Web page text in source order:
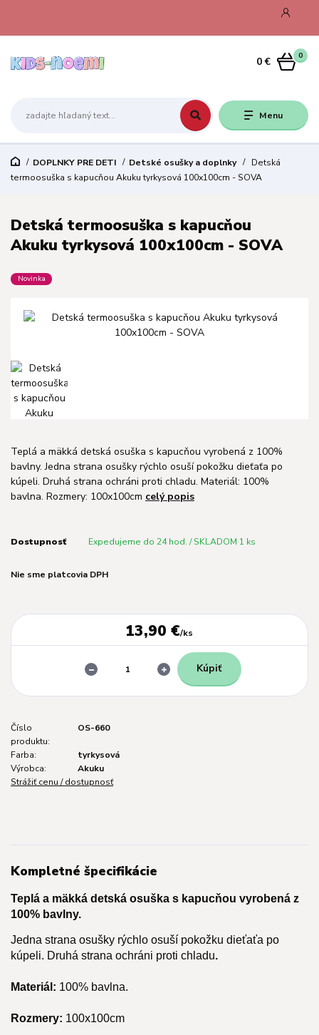
Menu
0
0 €
DOPLNKY PRE DETI Detské osušky a doplnky
Detská
termoosuška s kapucňou Akuku tyrkysová 100x100cm - SOVA
Detská termoosuška s kapucňou
Akuku tyrkysová 100x100cm - SOVA
Novinka
Teplá a mäkká detská osuška s kapucňou vyrobená z 100%
bavlny. Jedna strana osušky rýchlo osuší pokožku dieťaťa po
kúpeli. Druhá strana ochráni proti chladu. Materiál: 100%
bavlna. Rozmery: 100x100cm celý popis
Dostupnosť Expedujeme do 24 hod. / SKLADOM 1 ks
Nie sme platcovia DPH
13,90 €/ks
Kúpiť
Číslo
produktu:
OS-660
Farba:
tyrkysová
Výrobca:
Akuku
Strážiť cenu / dostupnosť
Kompletné špecifikácie
Teplá a mäkká detská osuška s kapucňou vyrobená z
100% bavlny.
Jedna strana osušky rýchlo osuší pokožku dieťaťa po
kúpeli. Druhá strana ochráni proti chladu.
Materiál: 100% bavlna.
Rozmery: 100x100cm